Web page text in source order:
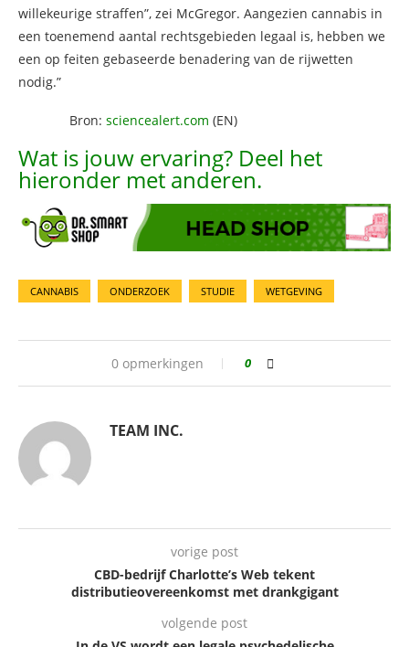
willekeurige straffen”, zei McGregor. Aangezien cannabis in
een toenemend aantal rechtsgebieden legaal is, hebben we
een op feiten gebaseerde benadering van de rijwetten
nodig.”
Bron: sciencealert.com (EN)
Wat is jouw ervaring? Deel het
hieronder met anderen.
CANNABIS ONDERZOEK STUDIE WETGEVING
0 opmerkingen 0
TEAM INC.
vorige post
CBD-bedrijf Charlotte’s Web tekent
distributieovereenkomst met drankgigant
volgende post